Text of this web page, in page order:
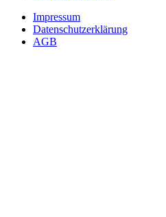
Impressum
Datenschutzerklärung
AGB